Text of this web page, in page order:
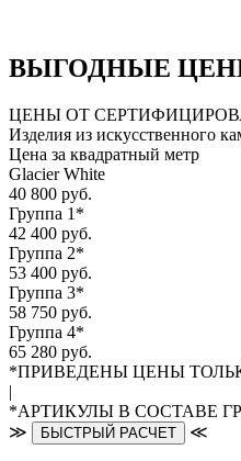
ВЫГОДНЫЕ
ЦЕНЫ ОТ
Изделия из искусственного
Цена за квадратный метр
Glacier White
40 800 руб.
Группа 1*
42 400 руб.
Группа 2*
53 400 руб.
Группа 3*
58 750 руб.
Группа 4*
65 280 руб.
*ПРИВЕДЕНЫ ЦЕНЫ
|
*АРТИКУЛЫ В СОСТАВЕ
≫
БЫСТРЫЙ РАСЧЕТ ≪